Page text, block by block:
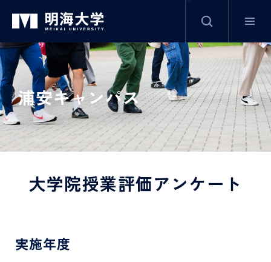
グ
ロ
ー
バ
ル
ナ
ビ
本
文
へ
ロ
ー
カ
ル
ナ
ビ
ゲ
フ
ッ
タ
ー
へ
浦安キャンパス
大学院授業評価アンケート
実施年度